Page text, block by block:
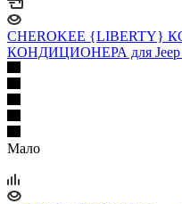
CHEROKEE {LIBERTY}
КОНДИЦИОНЕРА для Jeep
Мало